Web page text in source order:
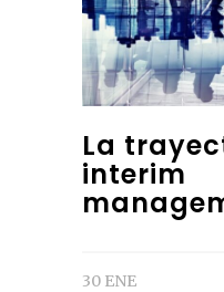
La
interim
30 ENE